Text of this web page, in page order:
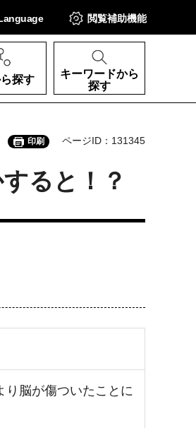
閲覧補助機能
探す
キーワードから
探す
印刷 ページID：131345
ると！？
脳が傷ついたことに